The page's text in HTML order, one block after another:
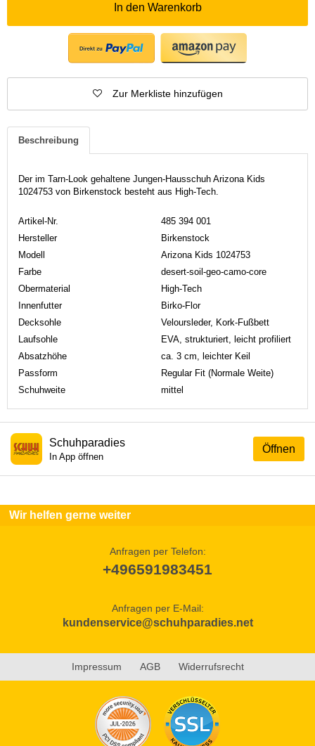
In den Warenkorb
Zur Merkliste hinzufügen
Beschreibung
Der im Tarn-Look gehaltene Jungen-Hausschuh Arizona Kids
1024753 von Birkenstock besteht aus High-Tech.
Artikel-Nr.
485 394 001
Hersteller
Birkenstock
Modell
Arizona Kids 1024753
Farbe
desert-soil-geo-camo-core
Obermaterial
High-Tech
Innenfutter
Birko-Flor
Decksohle
Veloursleder, Kork-Fußbett
Laufsohle
EVA, strukturiert, leicht profiliert
Absatzhöhe
ca. 3 cm, leichter Keil
Passform
Regular Fit (Normale Weite)
Schuhweite
mittel
Öffnen
Schuhparadies
In App öffnen
Wir helfen gerne weiter
Anfragen per Telefon:
+496591983451
Anfragen per E-Mail:
kundenservice@schuhparadies.net
Impressum AGB Widerrufsrecht